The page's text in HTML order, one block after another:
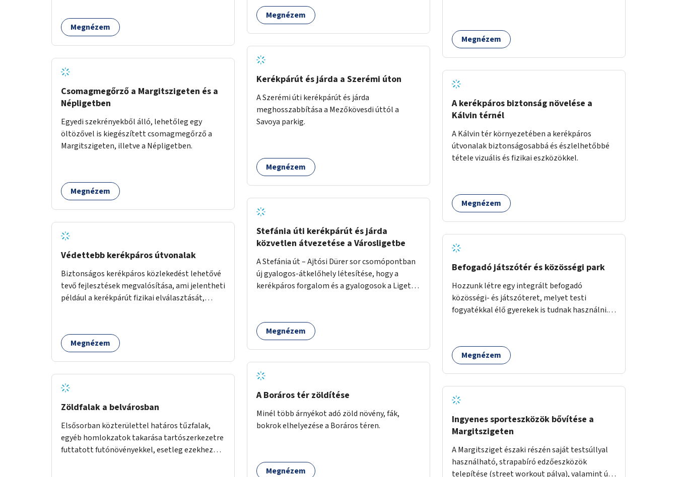
otthon megteremtése Budapest valamely
peremkerületén, civil/szakmai szervezeti
bevonja az ott lévő személyeket, és egyben a
környezettudatos és fenntartható élettel
kapcsolatos szemléletformálást is céljának
tekinti.
Megnézem
Csomagmegőrző a Margitszigeten és a
Népligetben
Egyedi szekrényekből álló, lehetőleg egy
öltözővel is kiegészített csomagmegőrző a
Margitszigeten, illetve a Népligetben.
Megnézem
Védettebb kerékpáros útvonalak
Biztonságos kerékpáros közlekedést lehetővé
tevő fejlesztések megvalósítása, ami jelentheti
például a kerékpárút fizikai elválasztását,
különösen a veszélyesebb kereszteződésekben,
vagy akár egyes egyirányú utcák megnyitását
Megnézem
Zöldfalak a belvárosban
Elsősorban közterülettel határos tűzfalak,
egyéb homlokzatok takarása tartószerkezetre
futtatott futónövényekkel, esetleg ezekhez
Megnézem
Kerékpárút és járda a Szerémi úton
A Szerémi úti kerékpárút és járda
meghosszabbítása a Mezőkövesdi úttól a
Savoya parkig.
Megnézem
Stefánia úti kerékpárút és járda
közvetlen átvezetése a Városligetbe
A Stefánia út – Ajtósi Dürer sor csomópontban
új gyalogos-átkelőhely létesítése, hogy a
kerékpáros forgalom és a gyalogosok a Liget
Megnézem
A Boráros tér zöldítése
Minél több árnyékot adó zöld növény, fák,
bokrok elhelyezése a Boráros téren.
Megnézem
Megnézem
A kerékpáros biztonság növelése a
Kálvin térnél
A Kálvin tér környezetében a kerékpáros
útvonalak biztonságosabbá és észlelhetőbbé
tétele vizuális és fizikai eszközökkel.
Megnézem
Befogadó játszótér és közösségi park
Hozzunk létre egy integrált befogadó
közösségi- és játszóteret, melyet testi
fogyatékkal élő gyerekek is tudnak használni.
elérhetőségét, mind infrastrukturális
adottságait tekintve alkalmas egy új játszótér
Megnézem
Ingyenes sporteszközök bővítése a
Margitszigeten
A Margitsziget északi részén saját testsúllyal
használható, strapabíró edzőeszközök
telepítése (street workout pálya), valamint új